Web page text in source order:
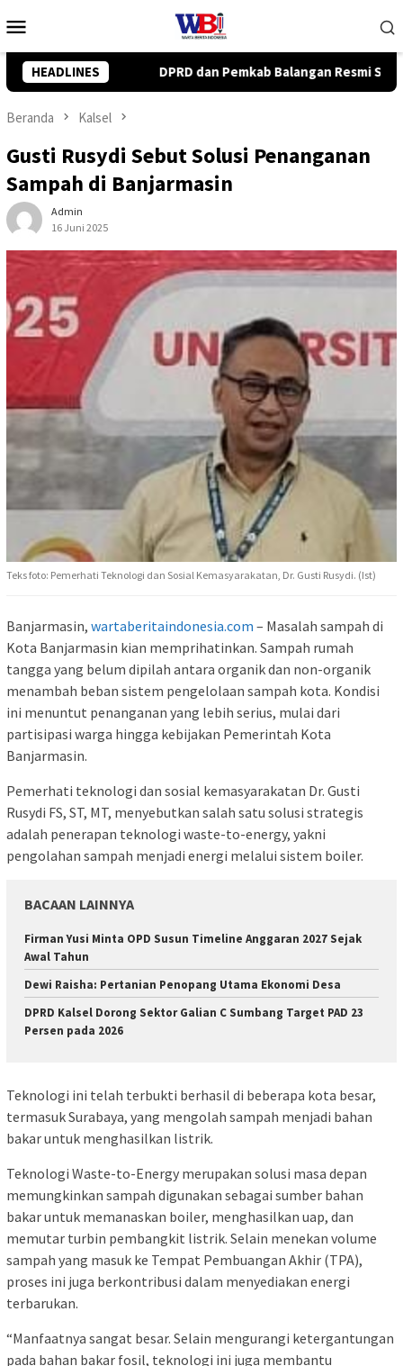
ke
Mobile
HEADLINES
Balangan Resmi Setujui Raperda Perubahan APBD 2026
Beranda Kalsel
Gusti Rusydi Sebut Solusi Penanganan
Sampah di Banjarmasin
Admin
16 Juni 2025
Teks foto: Pemerhati Teknologi dan Sosial Kemasyarakatan, Dr. Gusti Rusydi. (Ist)
Banjarmasin, wartaberitaindonesia.com – Masalah sampah di
Kota Banjarmasin kian memprihatinkan. Sampah rumah
tangga yang belum dipilah antara organik dan non-organik
menambah beban sistem pengelolaan sampah kota. Kondisi
ini menuntut penanganan yang lebih serius, mulai dari
partisipasi warga hingga kebijakan Pemerintah Kota
Banjarmasin.
Pemerhati teknologi dan sosial kemasyarakatan Dr. Gusti
Rusydi FS, ST, MT, menyebutkan salah satu solusi strategis
adalah penerapan teknologi waste-to-energy, yakni
pengolahan sampah menjadi energi melalui sistem boiler.
BACAAN LAINNYA
Firman Yusi Minta OPD Susun Timeline Anggaran 2027 Sejak
Awal Tahun
Dewi Raisha: Pertanian Penopang Utama Ekonomi Desa
DPRD Kalsel Dorong Sektor Galian C Sumbang Target PAD 23
Persen pada 2026
Teknologi ini telah terbukti berhasil di beberapa kota besar,
termasuk Surabaya, yang mengolah sampah menjadi bahan
bakar untuk menghasilkan listrik.
Teknologi Waste-to-Energy merupakan solusi masa depan
memungkinkan sampah digunakan sebagai sumber bahan
bakar untuk memanaskan boiler, menghasilkan uap, dan
memutar turbin pembangkit listrik. Selain menekan volume
sampah yang masuk ke Tempat Pembuangan Akhir (TPA),
proses ini juga berkontribusi dalam menyediakan energi
terbarukan.
“Manfaatnya sangat besar. Selain mengurangi ketergantungan
pada bahan bakar fosil, teknologi ini juga membantu